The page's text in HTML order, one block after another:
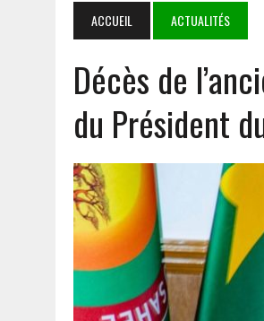
‎COOPERATION
PARTENARIAT SOLIDE ET PORTEUR
3 AOÛT 2026
TRANSPORT AÉRIEN :
1 AOÛT 2026
E-VERBALISATION À
5 AOÛT 2026 | GOULMOU : LA BVDP
ACCUEIL ACTUALITÉS
Décès de
du Président